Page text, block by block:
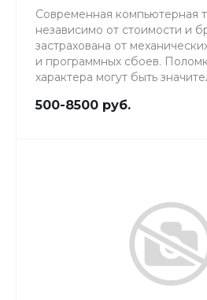
Современная компьютерная
независимо от стоимости и
застрахована от
и программных сбоев.
характера могут быть
сервисном центре.
500-8500 руб.